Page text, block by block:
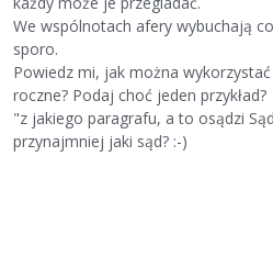
We wspólnotach afery wybuchają
sporo.
Powiedz mi, jak można
roczne? Podaj choć jeden przykład?
"z jakiego paragrafu, a to osądzi
przynajmniej jaki sąd? :-)